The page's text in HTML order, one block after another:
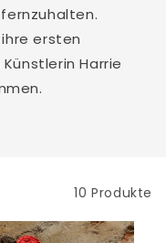
ersten
Harrie
10 Produkte